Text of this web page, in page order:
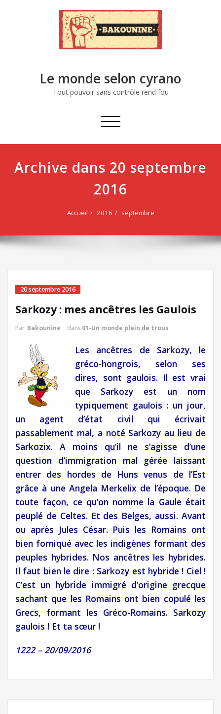
Le monde selon cyrano
Tout pouvoir sans contrôle rend fou
Afficher/masquer
navigation
Archive dans 20 septembre
2016
Accueil 2016 septembre
20 septembre 2016
Sarkozy : mes ancêtres les Gaulois
Par Bakounine dans 01-Un monde plein de trous
Les ancêtres de Sarkozy, le
gréco-hongrois, selon ses
dires, sont gaulois. Il est vrai
que Sarkozy est un nom
typiquement gaulois : un jour,
un agent d’état civil qui écrivait
passablement mal, a noté Sarkozy au lieu de
Sarkozix. A moins qu’il ne s’agisse d’une
question d’immigration mal gérée laissant
entrer des hordes de Huns venus de l’Est
grâce à une Angela Merkelix de l’époque. De
toute façon, ce qu’on nomme la Gaule était
peuplé de Celtes. Et des Belges, aussi. Avant
ou après Jules César. Puis les Romains ont
bien forniqué avec les indigènes formant des
peuples hybrides. Nos ancêtres les hybrides.
Il faut bien le dire : Sarkozy est hybride ! Ciel !
C’est un hybride immigré d’origine grecque
sachant que les Romains ont bien copulé les
Grecs, formant les Gréco-Romains. Sarkozy
gaulois ! Et ta sœur !
1222 – 20/09/2016